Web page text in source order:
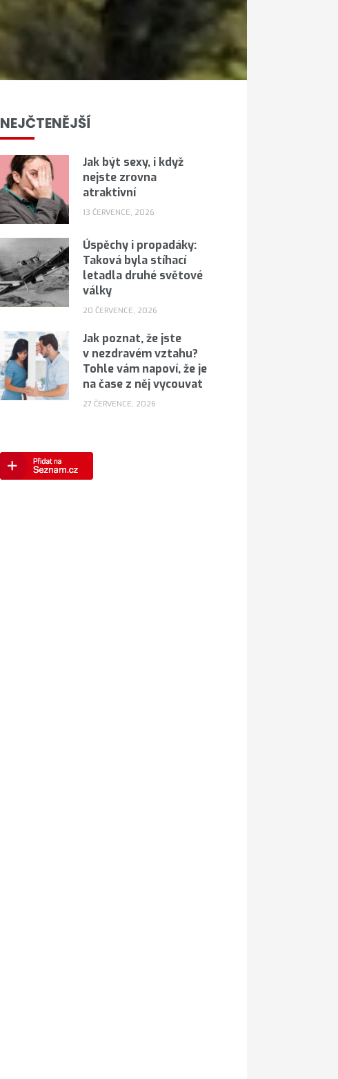
NEJČTENĚJŠÍ
Jak být sexy, i když
nejste zrovna
atraktivní
13 ČERVENCE, 2026
Úspěchy i propadáky:
Taková byla stíhací
letadla druhé světové
války
20 ČERVENCE, 2026
Jak poznat, že jste
v nezdravém vztahu?
Tohle vám napoví, že je
na čase z něj vycouvat
27 ČERVENCE, 2026